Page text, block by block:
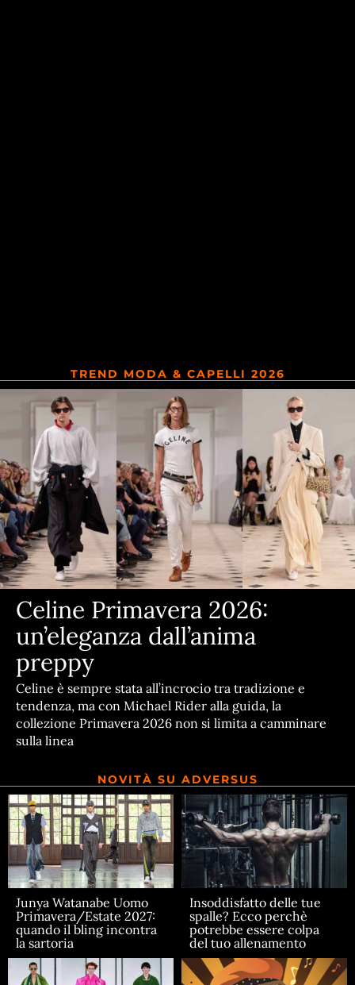
TREND MODA & CAPELLI 2026
Celine Primavera 2026:
un’eleganza dall’anima
preppy
Celine è sempre stata all’incrocio tra tradizione e
tendenza, ma con Michael Rider alla guida, la
collezione Primavera 2026 non si limita a camminare
sulla linea
NOVITÀ SU ADVERSUS
Junya Watanabe Uomo
Primavera/Estate 2027:
quando il bling incontra
la sartoria
Insoddisfatto delle tue
spalle? Ecco perchè
potrebbe essere colpa
del tuo allenamento